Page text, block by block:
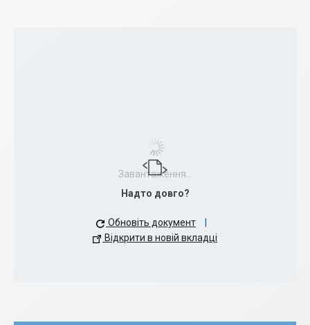
Завантаження...
Надто довго?
Обновіть документ
Відкрити в новій вкладці